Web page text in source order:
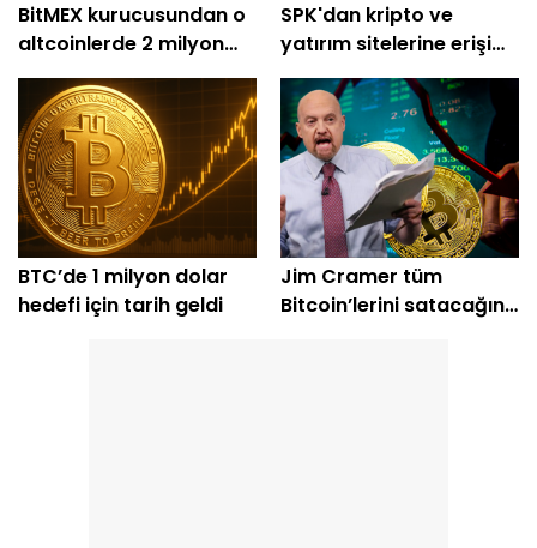
BitMEX kurucusundan o
altcoinlerde 2 milyon
dolarlık alım
SPK'dan kripto ve
yatırım sitelerine erişim
engeli
BTC’de 1 milyon dolar
hedefi için tarih geldi
Jim Cramer tüm
Bitcoin’lerini satacağını